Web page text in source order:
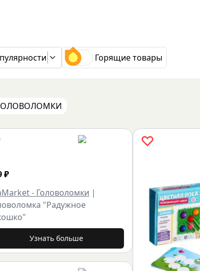
Горящие товары
ГОЛОВОЛОМКИ
₽
- Головоломки |
"Радужное
Узнать больше